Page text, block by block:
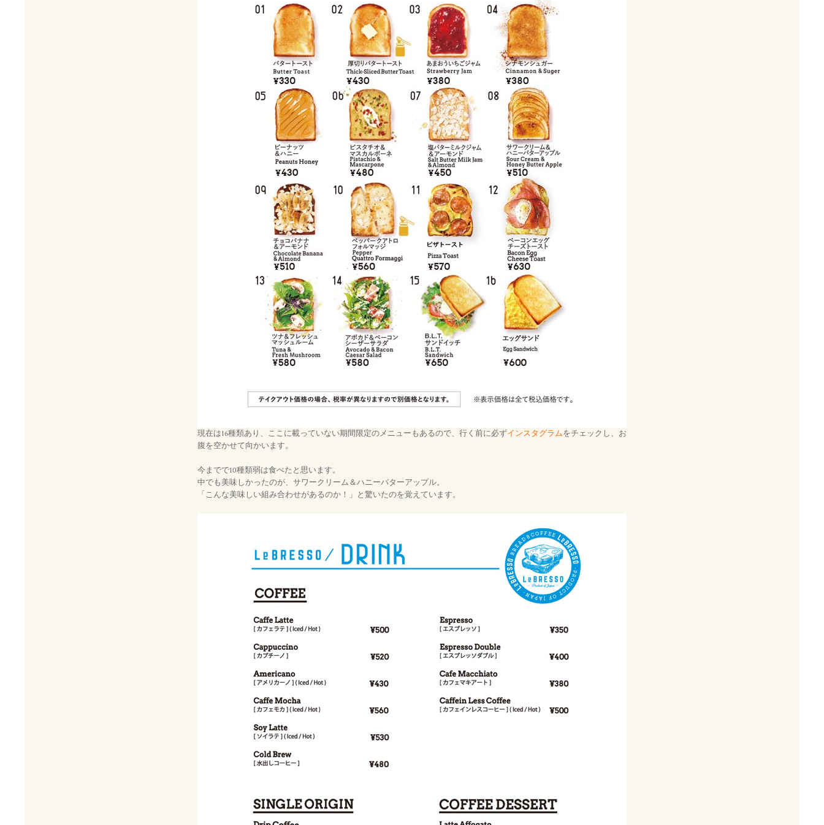
現在は16種類あり、ここに載っていない期間限定のメニューもあるので、行く前に必ずインスタグラムをチェックし、お
腹を空かせて向かいます。
今までで10種類弱は食べたと思います。
中でも美味しかったのが、サワークリーム＆ハニーバターアップル。
「こんな美味しい組み合わせがあるのか！」と驚いたのを覚えています。